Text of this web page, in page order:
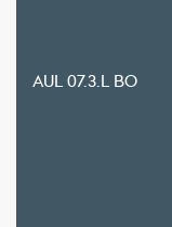
AUL 07.3.L BO